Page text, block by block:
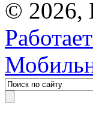
© 2026,